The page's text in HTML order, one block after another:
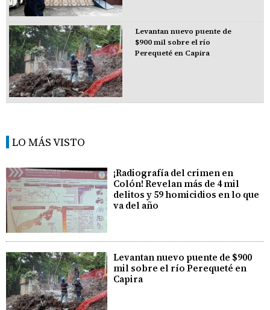
Levantan nuevo puente de
$900 mil sobre el río
Perequeté en Capira
LO MÁS VISTO
¡Radiografía del crimen en
Colón! Revelan más de 4 mil
delitos y 59 homicidios en lo que
va del año
Levantan nuevo puente de $900
mil sobre el río Perequeté en
Capira